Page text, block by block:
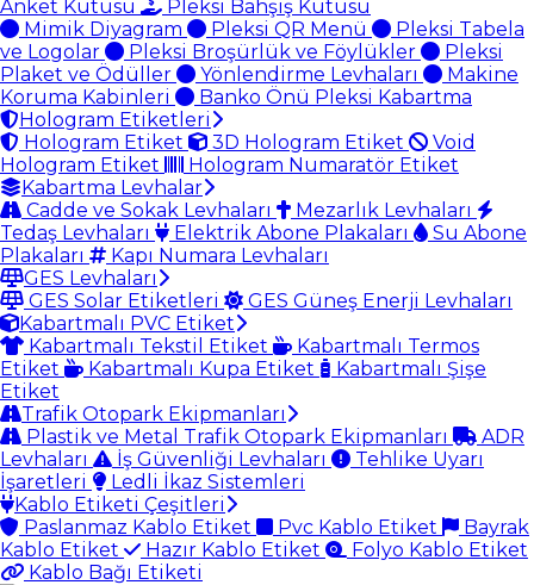
Anket Kutusu
Pleksi Bahşiş Kutusu
Mimik Diyagram
Pleksi QR Menü
Pleksi Tabela
ve Logolar
Pleksi Broşürlük ve Föylükler
Pleksi
Plaket ve Ödüller
Yönlendirme Levhaları
Makine
Koruma Kabinleri
Banko Önü Pleksi Kabartma
Hologram Etiketleri
Hologram Etiket
3D Hologram Etiket
Void
Hologram Etiket
Hologram Numaratör Etiket
Kabartma Levhalar
Cadde ve Sokak Levhaları
Mezarlık Levhaları
Tedaş Levhaları
Elektrik Abone Plakaları
Su Abone
Plakaları
Kapı Numara Levhaları
GES Levhaları
GES Solar Etiketleri
GES Güneş Enerji Levhaları
Kabartmalı PVC Etiket
Kabartmalı Tekstil Etiket
Kabartmalı Termos
Etiket
Kabartmalı Kupa Etiket
Kabartmalı Şişe
Etiket
Trafik Otopark Ekipmanları
Plastik ve Metal Trafik Otopark Ekipmanları
ADR
Levhaları
İş Güvenliği Levhaları
Tehlike Uyarı
İşaretleri
Ledli İkaz Sistemleri
Kablo Etiketi Çeşitleri
Paslanmaz Kablo Etiket
Pvc Kablo Etiket
Bayrak
Kablo Etiket
Hazır Kablo Etiket
Folyo Kablo Etiket
Kablo Bağı Etiketi